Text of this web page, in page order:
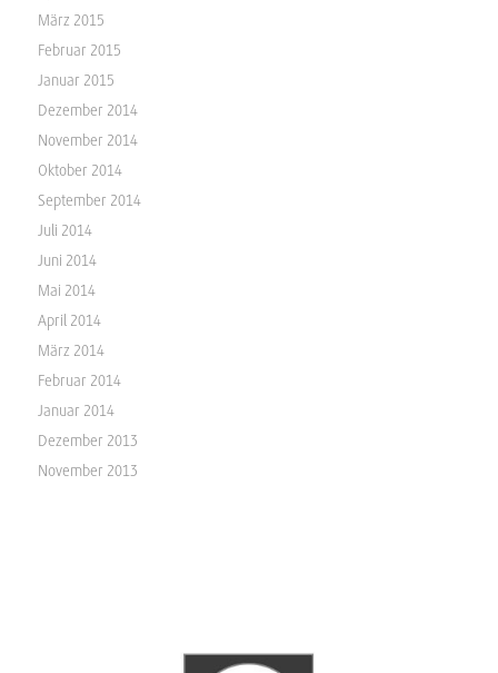
März 2015
Februar 2015
Januar 2015
Dezember 2014
November 2014
Oktober 2014
September 2014
Juli 2014
Juni 2014
Mai 2014
April 2014
März 2014
Februar 2014
Januar 2014
Dezember 2013
November 2013